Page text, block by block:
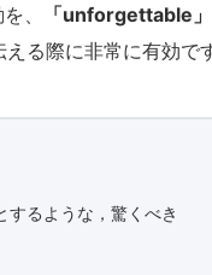
、 「unforgettable」
る際に非常に有効です
するような，驚くべき